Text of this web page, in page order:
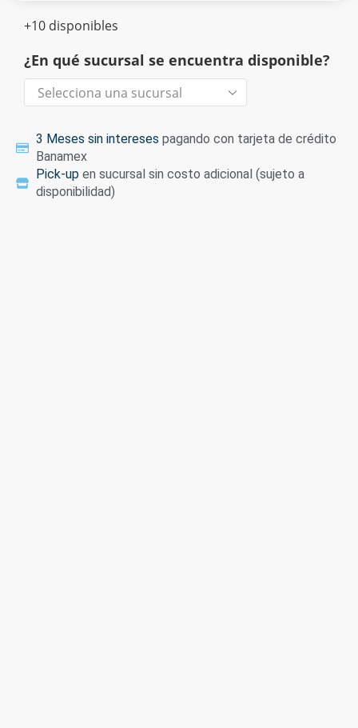
+10 disponibles
¿En qué sucursal se encuentra disponible?
3 Meses sin intereses pagando con tarjeta de crédito
Banamex
Pick-up en sucursal sin costo adicional (sujeto a
disponibilidad)